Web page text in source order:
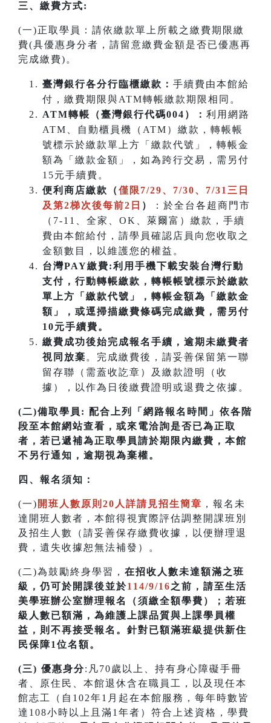
三、繳費方式:
(一)正取學員：請依繳款單上所載之繳費期限繳
費(具優惠身分者，請留意繳費金額是否已優惠再
完成繳費)。
臺灣銀行各分行臨櫃繳款： 手續費由本館給
付，繳費期限與ATM轉帳繳款期限相同。
ATM轉帳（臺灣銀行代碼004）： 利用網路
ATM、自動櫃員機（ATM）繳款，轉帳帳
號標示於繳款單上方「繳款代號」，轉帳金
額為「繳款金額」，如為跨行交易，需另付
15元手續費。
便利商店繳款（僅限7/29、7/30、7/31三日
及第2梯次後每前2日 ）
：於全台各超商門市
（7-11、全家、OK、萊爾富）繳款，手續
費由本館給付，請學員確認店員向您收取之
金額數目，以維護您的權益。
台灣PAY繳費:利用手機下載安裝台灣行動
支付，行動轉帳繳款，轉帳帳號標示於繳款
單上方「繳款代號」，轉帳金額為「繳款金
額」，或逕掃描繳費條碼完成繳費，需另付
10元手續費。
繳費成功後始完成報名手續，逾期未繳費者
視同放棄 。完成繳費後，請妥善保留第一聯
留存聯（需蓋收訖章）及繳款證明（收
據），以作為日後繳費證明或退費之依據。
(二)備取學員: 配合上列「網路報名時間」依各階
段至本館網站查看，或來電洽詢是否已為正取
者，若已遞補為正取學員請於期限內繳費，本館
不另行通知，逾期視為棄權。
四 、 報名須知：
(一) 開班人數原則20人詳請見招生簡章 ，報名未
達開班人數者，本館得視實際評估調整開課班別
及招生人數（請妥善保存繳費收據，以便辦理退
費，遺失收據恕無法補發）。
(二)為鼓勵終身學習， 在招收人數未達額滿之班
級，仍可於開課後並於114/9/16之前，請至生活
美學班辦公室辦理報名（須繳全額學費）；若班
級人數已額滿，為維護上課品質與上課學員權
益，則不再接受報名。針對已額滿班級提供新住
民保障1位名額。
(三) 優惠身分:凡70歲以上、持有身心障礙手冊
者、原住民、本館退休含在職員工，以及現任本
館志工（自102年1月起在本館服務，每年時數皆
達108小時以上且滿1年者）符合上述資格，學費